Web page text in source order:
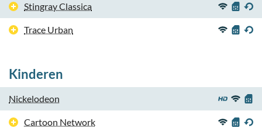
Stingray Classica
Trace Urban
Kinderen
Nickelodeon
Cartoon Network